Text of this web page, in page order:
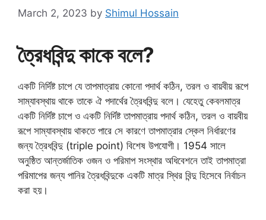
March 2, 2023 by Shimul Hossain
ত্রৈধবিন্দু কাকে বলে?
একটি নির্দিষ্ট চাপে যে তাপমাত্রায় কোনো পদার্থ কঠিন, তরল ও বায়বীয় রূপে
সাম্যাবস্থায় থাকে তাকে ঐ পদার্থের ত্রৈধবিন্দু বলে। যেহেতু কেবলমাত্র
একটি নির্দিষ্ট চাপে ও একটি নির্দিষ্ট তাপমাত্রায় পদার্থ কঠিন, তরল ও বায়বীয়
রূপে সাম্যাবস্থায় থাকতে পারে সে কারণে তাপমাত্রার স্কেল নির্ধারণের
জন্য ত্রৈধবিন্দু (triple point) বিশেষ উপযোগী। 1954 সালে
অনুষ্ঠিত আন্তর্জাতিক ওজন ও পরিমাপ সংস্থার অধিবেশনে তাই তাপমাত্রা
পরিমাপের জন্য পানির ত্রৈধবিন্দুকে একটি মাত্র স্থির বিন্দু হিসেবে নির্বাচন
করা হয়।